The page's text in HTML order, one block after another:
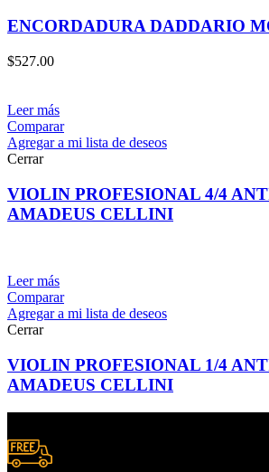
ENCORDADURA DADDARIO
$527.00
Leer más
Comparar
Agregar a mi lista de deseos
Cerrar
VIOLIN PROFESIONAL 4/4
AMADEUS CELLINI
Leer más
Comparar
Agregar a mi lista de deseos
Cerrar
VIOLIN PROFESIONAL 1/4
AMADEUS CELLINI